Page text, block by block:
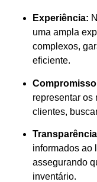
Experiência:
uma ampla
complexos,
eficiente.
representar os
clientes,
informados ao
assegurando
inventário.